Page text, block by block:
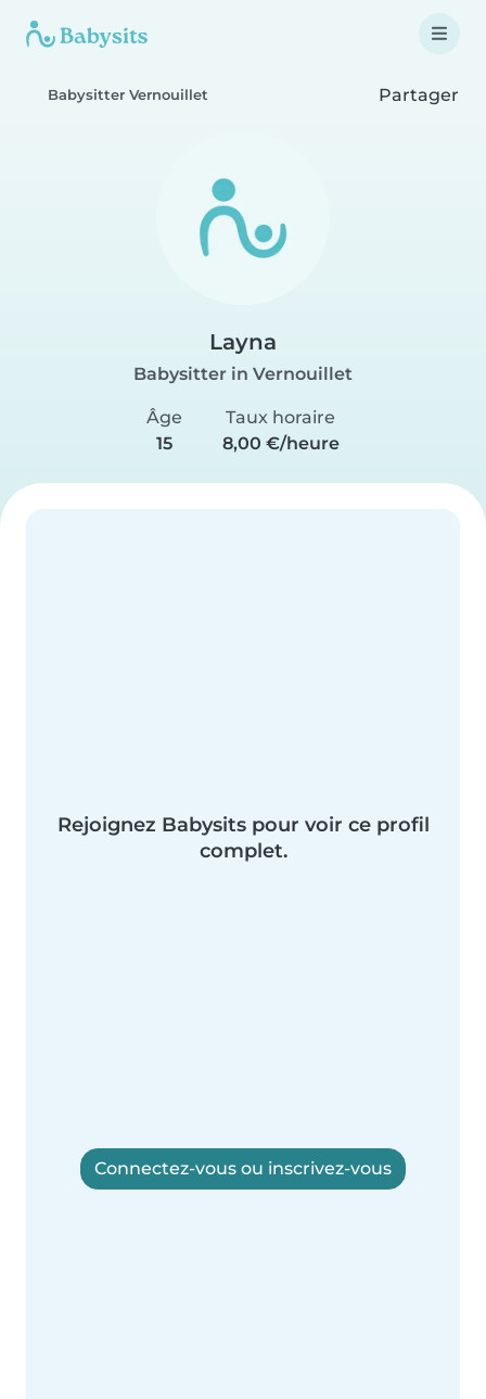
Babysitter Vernouillet Partager
Layna
Babysitter in Vernouillet
Âge
15
Taux horaire
8,00 €/heure
Rejoignez Babysits pour voir ce profil
complet.
Connectez-vous ou inscrivez-vous